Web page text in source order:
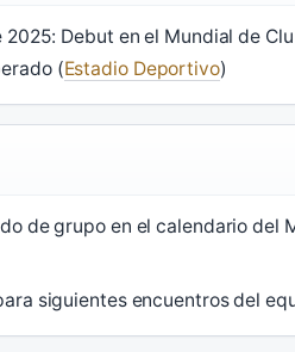
2025: Debut en el Mundial de
(Estadio Deportivo)
de grupo en el calendario del
siguientes encuentros del